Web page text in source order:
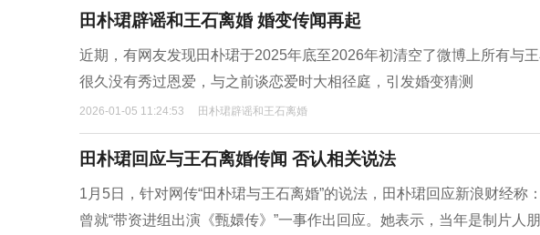
田朴珺辟谣和王石离婚 婚变传闻再起
近期，有网友发现田朴珺于2025年底至2026年初清空了微博上所有与
很久没有秀过恩爱，与之前谈恋爱时大相径庭，引发婚变猜测
2026-01-05 11:24:53 田朴珺辟谣和王石离婚
田朴珺回应与王石离婚传闻 否认相关说法
1月5日，针对网传“田朴珺与王石离婚”的说法，田朴珺回应新浪财经称
曾就“带资进组出演《甄嬛传》”一事作出回应。她表示，当年是制片人